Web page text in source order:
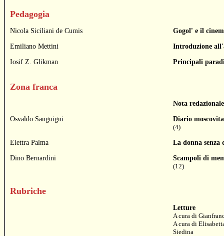
Pedagogia
Nicola Siciliani de Cumis Gogol' e il
Emiliano Mettini Introduzione
Iosif Z. Glikman Principali
Zona franca
Nota redazionale
Osvaldo Sanguigni
Diario moscovita
(4)
Elettra Palma La donna senza
Dino Bernardini
Scampoli di
(12)
Rubriche
Letture
A cura di
A cura di
Siedina